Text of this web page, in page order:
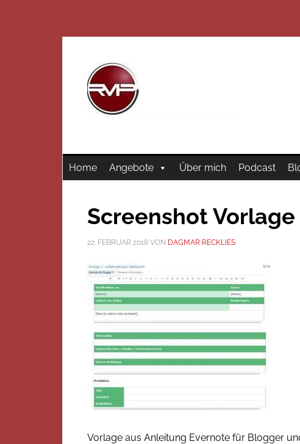
Home Angebote Über mich Podcast
Screenshot
22. FEBRUAR 2018 VON DAGMAR RECKLIES
Vorlage aus Anleitung Evernote für Blogger